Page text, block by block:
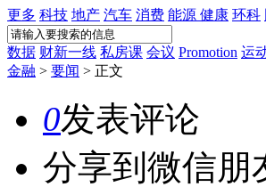
更多 科技 地产 汽车 消费 能源 健康 环科
数据 财新一线 私房课 会议 Promotion 运
金融 > 要闻 > 正文
0发表评论
分享到微信朋